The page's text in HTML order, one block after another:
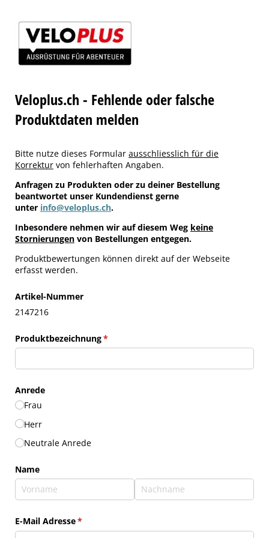
Veloplus.ch - Fehlende oder falsche
Produktdaten melden
Bitte nutze dieses Formular ausschliesslich für die
Korrektur von fehlerhaften Angaben.
Anfragen zu Produkten oder zu deiner Bestellung
beantwortet unser Kundendienst gerne
unter info@veloplus.ch.
Inbesondere nehmen wir auf diesem Weg keine
Stornierungen von Bestellungen entgegen.
Produktbewertungen können direkt auf der Webseite
erfasst werden.
Artikel-Nummer
2147216
Produktbezeichnung*
(erforderlich)
Anrede
Frau
Herr
Neutrale Anrede
Name
E-Mail Adresse*
(erforderlich)